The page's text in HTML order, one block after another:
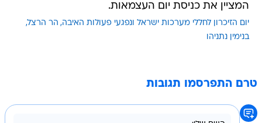
המציין את כניסת יום העצמאות.
יום הזיכרון לחללי מערכות ישראל ונפגעי פעולות האיבה הר הרצל
בנימין נתניהו
טרם התפרסמו תגובות